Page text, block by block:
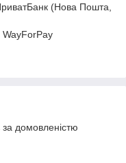
(Нова Пошта,
домовленістю